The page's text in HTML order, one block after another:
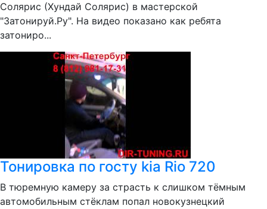
Солярис (Хундай Солярис) в мастерской
"Затонируй.Ру". На видео показано как ребята
затониро...
Тонировка по госту kia Rio 720
В тюремную камеру за страсть к слишком тёмным
автомобильным стёклам попал новокузнецкий